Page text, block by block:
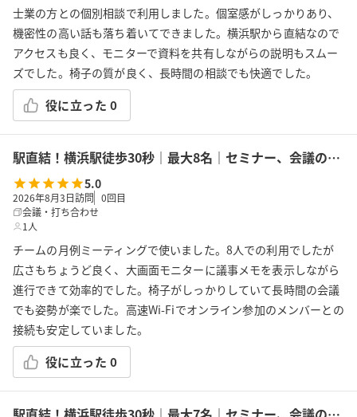
士業の方との個別相談で利用しました。個室感がしっかりあり、
機密性の高い話も落ち着いてできました。横浜駅から直結なので
アクセスも良く、モニターで資料を共有しながらの説明もスムー
ズでした。椅子の質が良く、長時間の相談でも快適でした。
役に立った 0
駅直結！横浜駅徒歩30秒｜最大8名｜セミナー、会議の利用に最適！エキニア横浜｜5階ハマポート「ディル」
5.0
2026年8月3日訪問 0回目
会議・打ち合わせ
1人
チームの月例ミーティングで使いました。8人での利用でしたが
広さもちょうど良く、大画面モニターに議事メモを表示しながら
進行できて効率的でした。椅子がしっかりしていて長時間の会議
でも姿勢が楽でした。高速Wi-Fiでオンライン参加のメンバーとの
接続も安定していました。
役に立った 0